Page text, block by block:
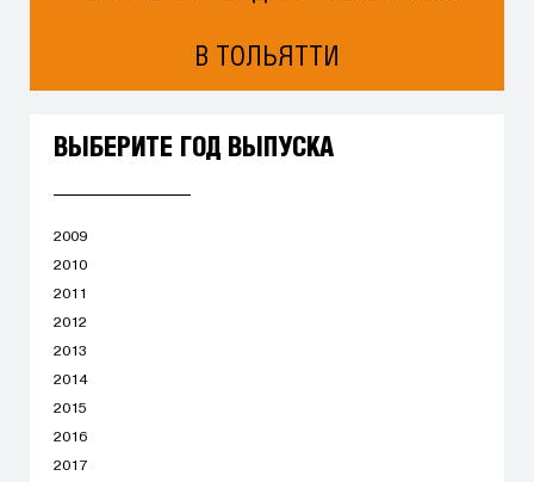
В ТОЛЬЯТТИ
ВЫБЕРИТЕ ГОД ВЫПУСКА
2009
2010
2011
2012
2013
2014
2015
2016
2017